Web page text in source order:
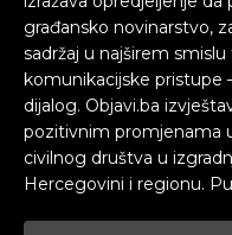
građansko novinarstvo,
sadržaj u najširem
komunikacijske pristupe
dijalog. Objavi.ba
pozitivnim promjenama
civilnog društva u
Hercegovini i regionu.